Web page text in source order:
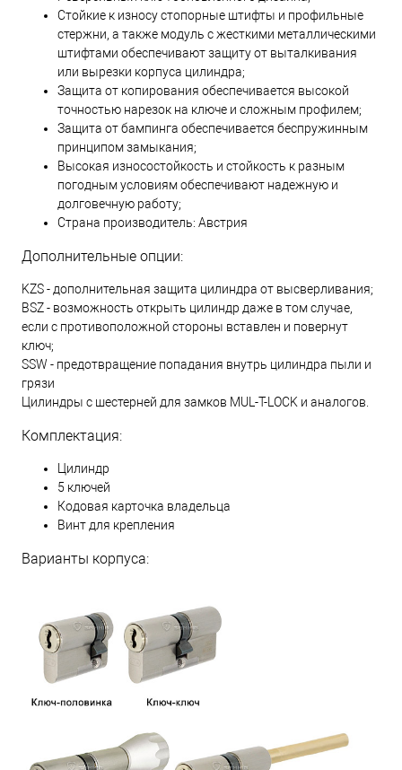
Стойкие к износу стопорные штифты и профильные
стержни, а также модуль с жесткими металлическими
штифтами обеспечивают защиту от выталкивания
или вырезки корпуса цилиндра;
Защита от копирования обеспечивается высокой
точностью нарезок на ключе и сложным профилем;
Защита от бампинга обеспечивается беспружинным
принципом замыкания;
Высокая износостойкость и стойкость к разным
погодным условиям обеспечивают надежную и
долговечную работу;
Страна производитель: Австрия
Дополнительные опции:
KZS - дополнительная защита цилиндра от высверливания;
BSZ - возможность открыть цилиндр даже в том случае,
если с противоположной стороны вставлен и повернут
ключ;
SSW - предотвращение попадания внутрь цилиндра пыли и
грязи
Цилиндры с шестерней для замков MUL-T-LOCK и аналогов.
Комплектация:
Цилиндр
5 ключей
Кодовая карточка владельца
Винт для крепления
Варианты корпуса: